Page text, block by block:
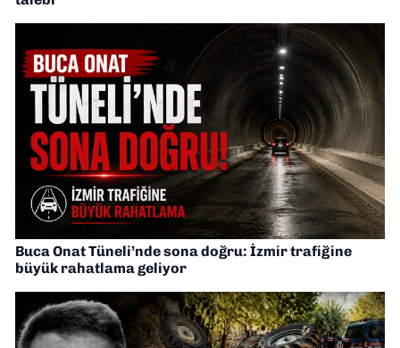
Buca Onat Tüneli’nde sona doğru: İzmir trafiğine
büyük rahatlama geliyor